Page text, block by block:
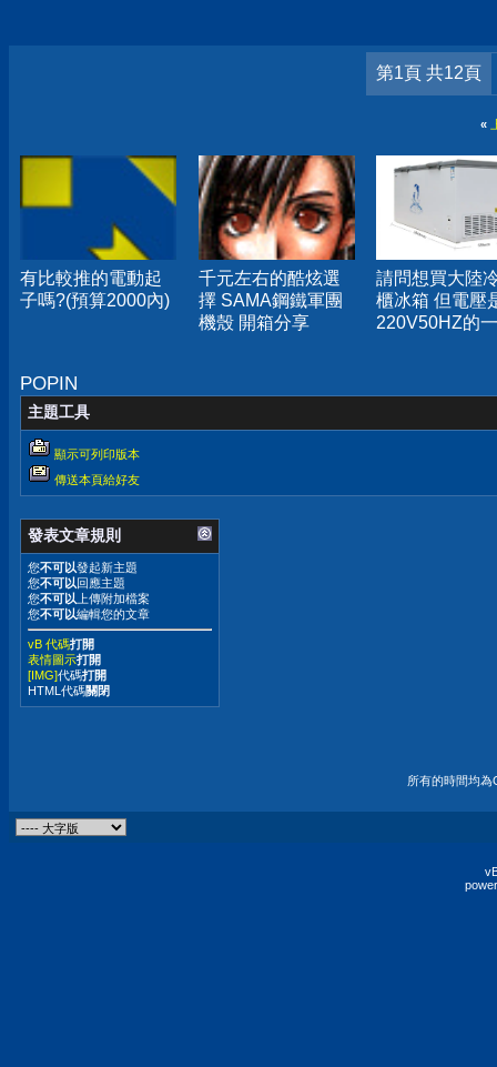
第1頁 共12頁
«
有比較推的電動起
子嗎?(預算2000內)
千元左右的酷炫選
擇 SAMA鋼鐵軍團
機殼 開箱分享
請問想買大陸
櫃冰箱 但電壓
220V50HZ的
POPIN
主題工具
顯示可列印版本
傳送本頁給好友
發表文章規則
您不可以發起新主題
您不可以回應主題
您不可以 上傳附加檔案
您不可以編輯您的文章
vB 代碼打開
表情圖示打開
[IMG]代碼打開
HTML代碼關閉
所有的時間均為